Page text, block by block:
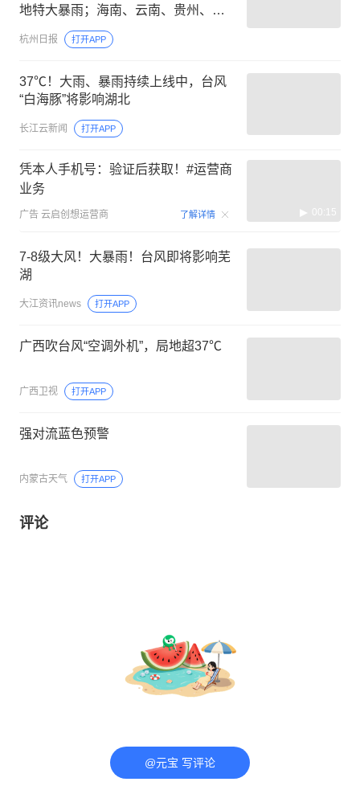
地特大暴雨；海南、云南、贵州、重
庆、河北、河南、四川局地有大暴雨
杭州日报 打开APP
37℃！大雨、暴雨持续上线中，台风
“白海豚”将影响湖北
长江云新闻 打开APP
凭本人手机号：验证后获取！#运营商
业务
广告 云启创想运营商 了解详情 00:15
7-8级大风！大暴雨！台风即将影响芜
湖
大江资讯news 打开APP
广西吹台风“空调外机”，局地超37℃
广西卫视 打开APP
强对流蓝色预警
内蒙古天气 打开APP
评论
@元宝 写评论